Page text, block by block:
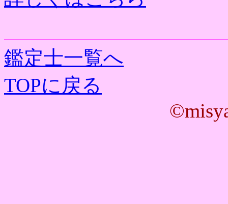
鑑定士一覧へ
TOPに戻る